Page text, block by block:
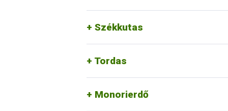
Székkutas
Tordas
Monorierdő